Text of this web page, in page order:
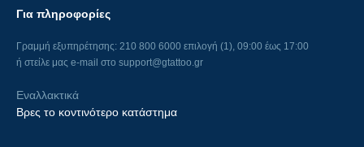
Για πληροφορίες
Γραμμή εξυπηρέτησης: 210 800 6000 επιλογή (1), 09:00 έως 17:00
ή στείλε μας e-mail στο support@gtattoo.gr
Εναλλακτικά
Βρες το κοντινότερο κατάστημα